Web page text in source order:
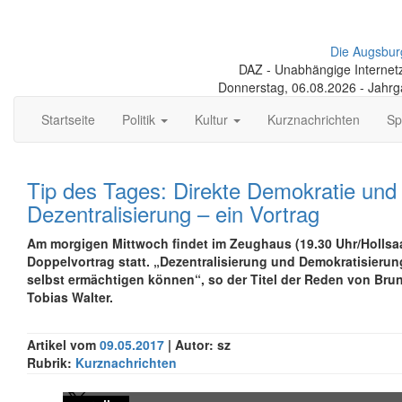
Die
DAZ - Unabhängige
Donnerstag, 06.08.2026 -
Startseite
Politik Kultur Kurznachrichten
Tip des Tages: Direkte Demokratie und
Dezentralisierung – ein Vortrag
Am morgigen Mittwoch findet im Zeughaus (19.30 Uhr/
Doppelvortrag statt. „Dezentralisierung und
selbst ermächtigen können“, so der Titel der Reden von
Tobias Walter.
Artikel vom 09.05.2017 | Autor: sz
Rubrik: Kurznachrichten